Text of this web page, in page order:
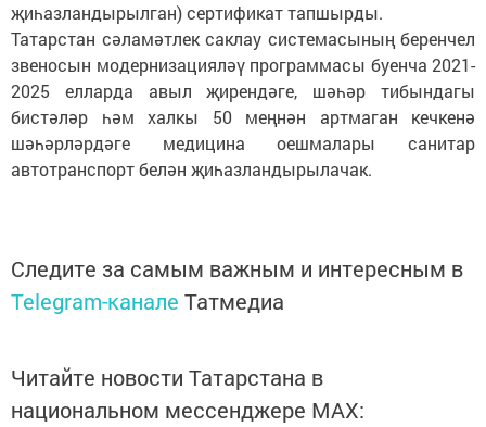
җиһазландырылган) сертификат тапшырды.
Татарстан сәламәтлек саклау системасының беренчел
звеносын модернизацияләү программасы буенча 2021-
2025 елларда авыл җирендәге, шәһәр тибындагы
бистәләр һәм халкы 50 меңнән артмаган кечкенә
шәһәрләрдәге медицина оешмалары санитар
автотранспорт белән җиһазландырылачак.
Следите за самым важным и интересным в
Telegram-канале Татмедиа
Читайте новости Татарстана в
национальном мессенджере MАХ: